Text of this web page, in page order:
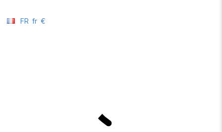
FR fr €